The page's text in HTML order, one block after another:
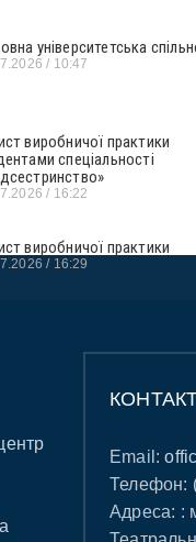
університетська
10:47
виробничої практики
спеціальності
16:22
виробничої практики
16:29
Email:
Телефон:
Адреса: :